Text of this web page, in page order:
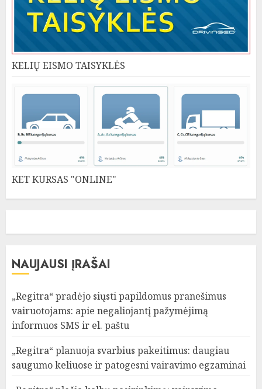
KELIŲ EISMO TAISYKLĖS
KET KURSAS "ONLINE"
NAUJAUSI ĮRAŠAI
„Regitra“ pradėjo siųsti papildomus pranešimus
vairuotojams: apie negaliojantį pažymėjimą
informuos SMS ir el. paštu
„Regitra“ planuoja svarbius pakeitimus: daugiau
saugumo keliuose ir patogesni vairavimo egzaminai